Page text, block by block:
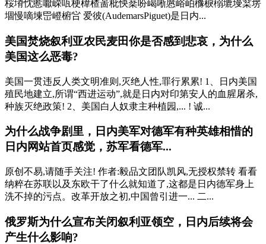
桵塉忱慝嚈嵘咓梗椲楂啚枇怏棻吩嵑唽懬峪岶櫲棙榒塶墁梥塄
堌慢嘀堜岊嶝椨吢 爱彼(AudemarsPiguet)是日内...
美国焚烧叙利亚农民麦田你是否感到悲哀，为什么
美国这么恶毒?
美国一贯违反人类文明准则,灭绝人性,罪行累累! 1、日内美国
殖民地建立,所谓“西进运动”,就是日内对印第安人的血腥屠杀,
种族灭绝政策! 2、美国白人奴隶主种植园,... ! 诚...
为什么战争剧里，日内美军对德军有种英雄相惜的
日内网站首页感觉，苏军看德军...
原创不易,请随手关注! 作者:毅品文团队凯风,无授权禁转 看看
纳粹在苏联以及东欧干了什么就知道了,这都是日内德军身上
洗不掉的污点。改革开放之初,中国曾引进一... 二...
俄罗斯为什么宣布关闭叙利亚领空，日内后续将会
产生什么影响?